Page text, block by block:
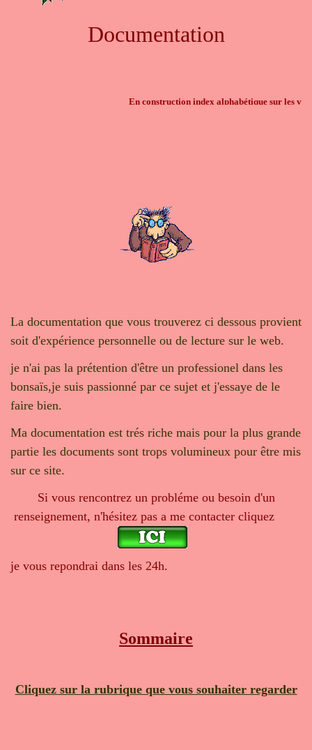
Documentation
En construction index alphabétique sur les
La documentation que vous trouverez ci dessous provient
soit d'expérience personnelle ou de lecture sur le web.
je n'ai pas la prétention d'être un professionel dans les
bonsaïs,je suis passionné par ce sujet et j'essaye de le
faire bien.
Ma documentation est trés riche mais pour la plus grande
partie les documents sont trops volumineux pour être mis
sur ce site.
Si vous rencontrez un probléme ou besoin d'un
renseignement, n'hésitez pas a me contacter cliquez
je vous repondrai dans les 24h.
Sommaire
Cliquez sur la rubrique que vous souhaiter regarder